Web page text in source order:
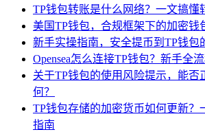
TP钱包转账是什么网络？一文搞懂
美国TP钱包，合规框架下的加密钱
新手实操指南，安全提币到TP钱包
Opensea怎么连接TP钱包？新手全
关于TP钱包的使用风险提示，能否
何？
TP钱包存储的加密货币如何更新？
指南